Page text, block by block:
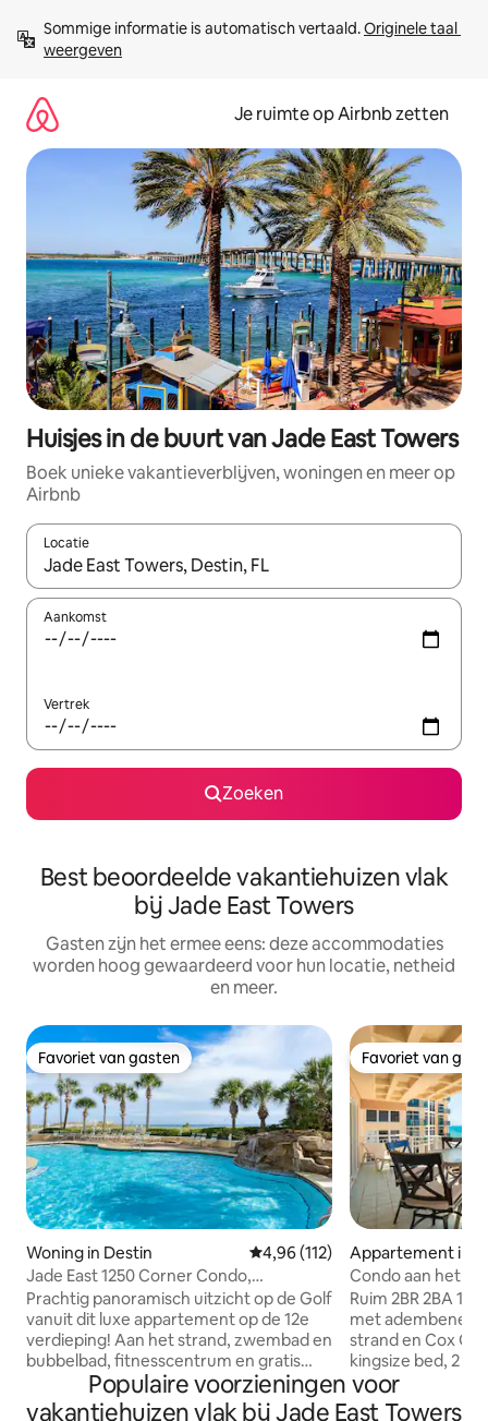
direct
naar
Sommige informatie is automatisch vertaald. Originele taal
weergeven
Je ruimte op Airbnb zetten
Huisjes in de buurt van Jade East Towers
Boek unieke vakantieverblijven, woningen en meer op
Airbnb
Locatie
Wanneer er suggesties beschikbaar zijn, maak je een keuze
Aankomst
Vertrek
Zoeken
Best beoordeelde vakantiehuizen vlak
bij Jade East Towers
Gasten zijn het ermee eens: deze accommodaties
worden hoog gewaardeerd voor hun locatie, netheid
en meer.
Favoriet van gasten
Favoriet van gasten
Woning in Destin Gemiddelde beoordeling van
4,96 (112)
Jade East 1250 Corner Condo,
Spectaculair uitzicht~Deal
Prachtig panoramisch uitzicht op de Golf
vanuit dit luxe appartement op de 12e
verdieping! Aan het strand, zwembad en
bubbelbad, fitnesscentrum en gratis
parkeergelegenheid op het terrein.
Onze 5-sterrenwoning geïnspireerd op
Favoriet van
Favoriet van
Appartement in
Condo aan het
van Waterpark,
Ruim 2BR 2BA
met
strand en Cox
kingsize bed, 2
queensize
wieg biedt plaats
Populaire voorzieningen voor
vakantiehuizen vlak bij Jade East Towers